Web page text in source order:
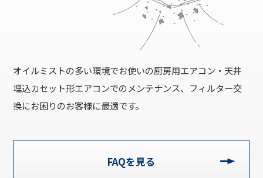
オイルミストの多い環境でお使いの厨房用エアコン・天井
埋込カセット形エアコンでのメンテナンス、フィルター交
換にお困りのお客様に最適です。
FAQを見る